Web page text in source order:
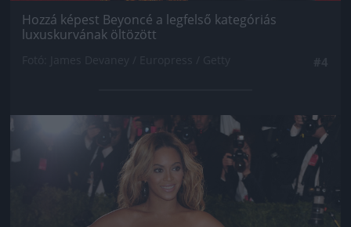
Hozzá képest Beyoncé a legfelső kategóriás
luxuskurvának öltözött
Jön még kép!